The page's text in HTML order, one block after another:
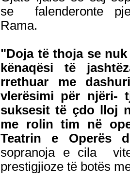
se falenderonte
Rama.
"Doja të thoja se
kënaqësi të
rrethuar me
vlerësimi për njëri-
suksesit të çdo lloj
me rolin tim në
Teatrin e Operës
sopranoja e cila
prestigjioze të botës